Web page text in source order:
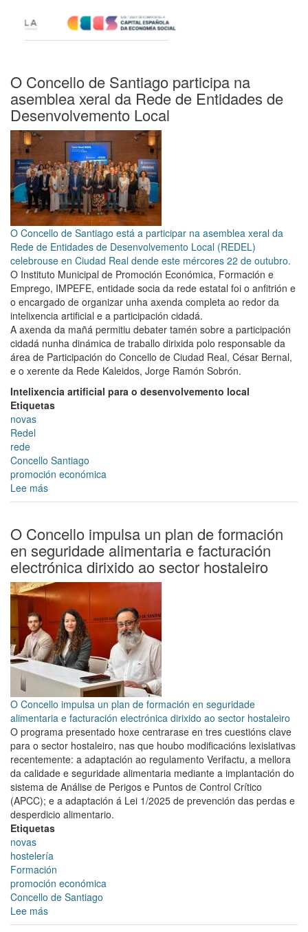
O Concello de Santiago participa na
asemblea xeral da Rede de Entidades de
Desenvolvemento Local
O Concello de Santiago está a participar na asemblea xeral da
Rede de Entidades de Desenvolvemento Local (REDEL)
celebrouse en Ciudad Real dende este mércores 22 de outubro.
O Instituto Municipal de Promoción Económica, Formación e
Emprego, IMPEFE, entidade socia da rede estatal foi o anfitrión e
o encargado de organizar unha axenda completa ao redor da
intelixencia artificial e a participación cidadá.
A axenda da mañá permitiu debater tamén sobre a participación
cidadá nunha dinámica de traballo dirixida polo responsable da
área de Participación do Concello de Ciudad Real, César Bernal,
e o xerente da Rede Kaleidos, Jorge Ramón Sobrón.
Intelixencia artificial para o desenvolvemento local
Etiquetas
novas
Redel
rede
Concello Santiago
promoción económica
Lee más
O
de
Santiago
participa
na
asemblea
xeral
Rede
de
Entidades
de
Desenvolvemento
Local
O Concello impulsa un plan de formación
en seguridade alimentaria e facturación
electrónica dirixido ao sector hostaleiro
O Concello impulsa un plan de formación en seguridade
alimentaria e facturación electrónica dirixido ao sector hostaleiro
O programa presentado hoxe centrarase en tres cuestións clave
para o sector hostaleiro, nas que houbo modificacións lexislativas
recentemente: a adaptación ao regulamento Verifactu, a mellora
da calidade e seguridade alimentaria mediante a implantación do
sistema de Análise de Perigos e Puntos de Control Crítico
(APCC); e a adaptación á Lei 1/2025 de prevención das perdas e
desperdicio alimentario.
Etiquetas
novas
hostelería
Formación
promoción económica
Concello de Santiago
Lee más
O